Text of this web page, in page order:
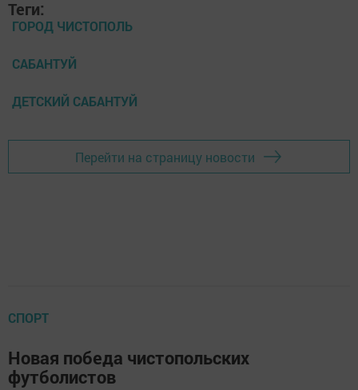
Теги:
ГОРОД ЧИСТОПОЛЬ
САБАНТУЙ
ДЕТСКИЙ САБАНТУЙ
Перейти на страницу новости
СПОРТ
Новая победа чистопольских
футболистов